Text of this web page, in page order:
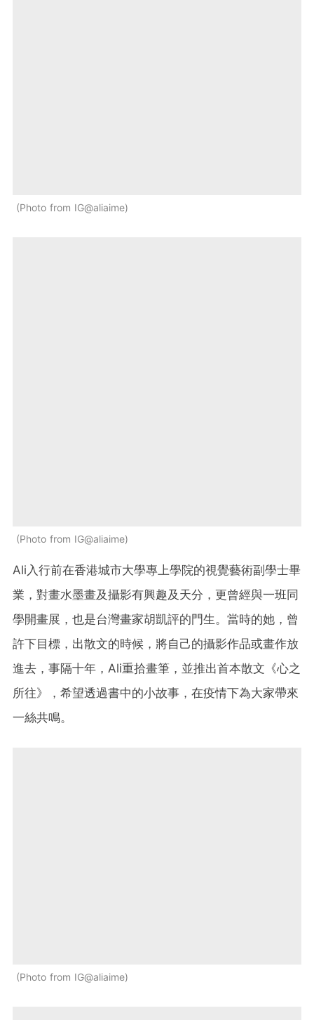
Photo from IG@aliaime
Photo from IG@aliaime
Ali入行前在香港城市大學專上學院的視覺藝術副學士畢
業，對畫水墨畫及攝影有興趣及天分，更曾經與一班同
學開畫展，也是台灣畫家胡凱評的門生。當時的她，曾
許下目標，出散文的時候，將自己的攝影作品或畫作放
進去，事隔十年，Ali重拾畫筆，並推出首本散文《心之
所往》，希望透過書中的小故事，在疫情下為大家帶來
一絲共鳴。
Photo from IG@aliaime